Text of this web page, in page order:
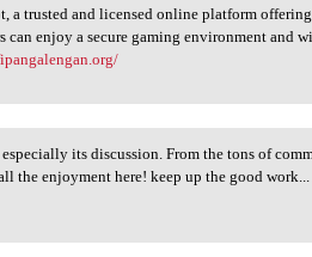
a trusted and licensed online platform offering
can enjoy a secure gaming environment and
its discussion. From the tons of
the enjoyment here! keep up the good